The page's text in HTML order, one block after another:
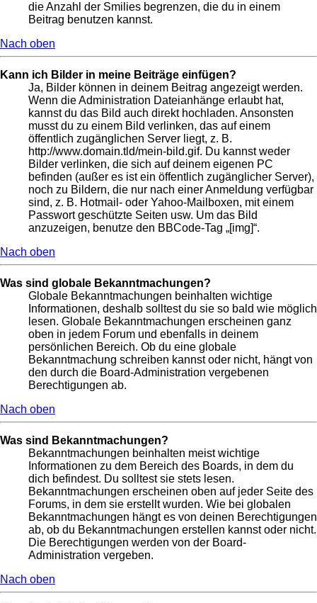
die Anzahl der Smilies begrenzen, die du in einem
Beitrag benutzen kannst.
Nach oben
Kann ich Bilder in meine Beiträge einfügen?
Ja, Bilder können in deinem Beitrag angezeigt werden.
Wenn die Administration Dateianhänge erlaubt hat,
kannst du das Bild auch direkt hochladen. Ansonsten
musst du zu einem Bild verlinken, das auf einem
öffentlich zugänglichen Server liegt, z. B.
http://www.domain.tld/mein-bild.gif. Du kannst weder
Bilder verlinken, die sich auf deinem eigenen PC
befinden (außer es ist ein öffentlich zugänglicher Server),
noch zu Bildern, die nur nach einer Anmeldung verfügbar
sind, z. B. Hotmail- oder Yahoo-Mailboxen, mit einem
Passwort geschützte Seiten usw. Um das Bild
anzuzeigen, benutze den BBCode-Tag „[img]“.
Nach oben
Was sind globale Bekanntmachungen?
Globale Bekanntmachungen beinhalten wichtige
Informationen, deshalb solltest du sie so bald wie möglich
lesen. Globale Bekanntmachungen erscheinen ganz
oben in jedem Forum und ebenfalls in deinem
persönlichen Bereich. Ob du eine globale
Bekanntmachung schreiben kannst oder nicht, hängt von
den durch die Board-Administration vergebenen
Berechtigungen ab.
Nach oben
Was sind Bekanntmachungen?
Bekanntmachungen beinhalten meist wichtige
Informationen zu dem Bereich des Boards, in dem du
dich befindest. Du solltest sie stets lesen.
Bekanntmachungen erscheinen oben auf jeder Seite des
Forums, in dem sie erstellt wurden. Wie bei globalen
Bekanntmachungen hängt es von deinen Berechtigungen
ab, ob du Bekanntmachungen erstellen kannst oder nicht.
Die Berechtigungen werden von der Board-
Administration vergeben.
Nach oben